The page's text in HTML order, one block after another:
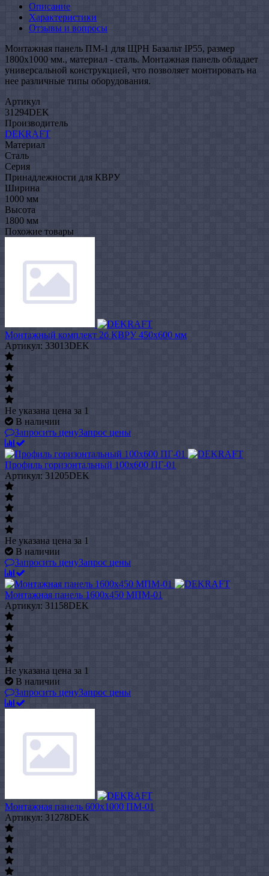
Описание
Характеристики
Отзывы и вопросы
Монтажная панель ПМ-1 для ЩРН Базальт IP55, размер
1800х1000 мм., материал - сталь. Монтажная панель обладает
универсальной конструкцией, что позволяет монтировать на
нее различные типы оборудования.
Артикул
31294DEK
Производитель
DEKRAFT
Материал
Сталь
Серия
Принадлежности для КВРУ
Ширина
1000 мм
Высота
1800 мм
Похожие товары
Монтажный комплект 2б КВРУ 450х600 мм
Артикул: 33013DEK
Не указана цена за 1
В наличии
Запросить ценуЗапрос цены
Профиль горизонтальный 100x600 ПГ-01
Артикул: 31205DEK
Не указана цена за 1
В наличии
Запросить ценуЗапрос цены
Монтажная панель 1600x450 МПМ-01
Артикул: 31158DEK
Не указана цена за 1
В наличии
Запросить ценуЗапрос цены
Монтажная панель 600x1000 ПМ-01
Артикул: 31278DEK